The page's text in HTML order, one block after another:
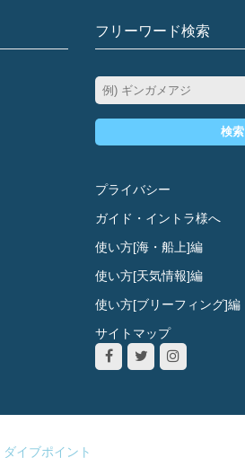
フリーワード検索
検索
プライバシー
ガイド・イントラ様へ
使い方[海・船上]編
使い方[天気情報]編
使い方[ブリーフィング]編
サイトマップ
ダイブポイント